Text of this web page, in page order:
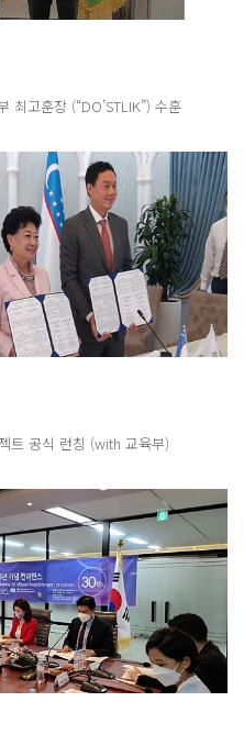
최고훈장 (“DO’STLIK”) 수훈
트 공식 런칭 (with 교육부)